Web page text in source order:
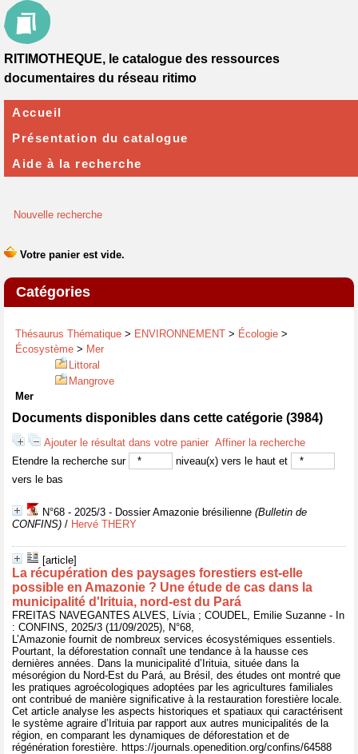
Nouvelle recherche
Catégories
Thésaurus Thématique > ENVIRONNEMENT > Écologie >
Écosystème > Mer
Littoral
Mangrove
Mer
Documents disponibles dans cette catégorie (3984)
Ajouter le résultat dans votre panier Affiner la recherche
Etendre la recherche sur
niveau(x) vers le haut et
vers le bas
N°68 - 2025/3 - Dossier Amazonie brésilienne (Bulletin de
CONFINS) / Hervé THERY
[article]
La récupération des paysages forestiers est-elle
possible en Amazonie ? Une étude de cas dans la
municipalité d'Irituia, nord-est du Pará
FREITAS NAVEGANTES ALVES, Lívia ; COUDEL, Emilie Suzanne - In
: CONFINS, 2025/3 (11/09/2025), N°68,
L’Amazonie fournit de nombreux services écosystémiques essentiels.
Pourtant, la déforestation connaît une tendance à la hausse ces
dernières années. Dans la municipalité d’Irituia, située dans la
mésorégion du Nord-Est du Pará, au Brésil, des études ont montré que
les pratiques agroécologiques adoptées par les agricultures familiales
ont contribué de manière significative à la restauration forestière locale.
Cet article analyse les aspects historiques et spatiaux qui caractérisent
le système agraire d’Irituia par rapport aux autres municipalités de la
région, en comparant les dynamiques de déforestation et de
régénération forestière. https://journals.openedition.org/confins/64588
RITIMOTHEQUE, le catalogue des ressources
documentaires du réseau ritimo
Accueil
Présentation du catalogue
Aide à la recherche